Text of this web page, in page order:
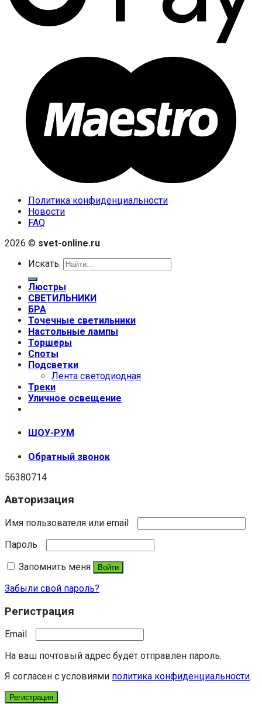
Политика конфиденциальности
Новости
FAQ
2026 © svet-online.ru
Искать:
Люстры
СВЕТИЛЬНИКИ
БРА
Точечные светильники
Настольные лампы
Торшеры
Споты
Подсветки
Лента светодиодная
Треки
Уличное освещение
ШОУ-РУМ
Обратный звонок
56380714
Авторизация
Имя пользователя или email
Пароль
Запомнить меня
Войти
Забыли свой пароль?
Регистрация
Email
На ваш почтовый адрес будет отправлен пароль.
Я согласен с условиями политика конфиденциальности.
Регистрация